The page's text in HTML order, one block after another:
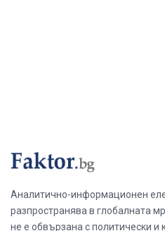
Аналитично-информационен
разпространява в глобалната
не е обвързана с политически и